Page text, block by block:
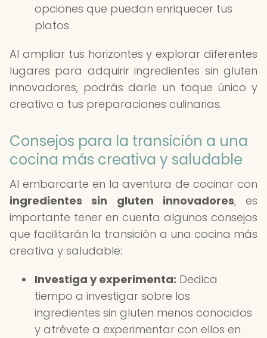
opciones que puedan enriquecer tus
platos.
Al ampliar tus horizontes y explorar diferentes
lugares para adquirir ingredientes sin gluten
innovadores, podrás darle un toque único y
creativo a tus preparaciones culinarias.
Consejos para la transición a una
cocina más creativa y saludable
Al embarcarte en la aventura de cocinar con
ingredientes sin gluten innovadores, es
importante tener en cuenta algunos consejos
que facilitarán la transición a una cocina más
creativa y saludable:
Investiga y experimenta: Dedica
tiempo a investigar sobre los
ingredientes sin gluten menos conocidos
y atrévete a experimentar con ellos en